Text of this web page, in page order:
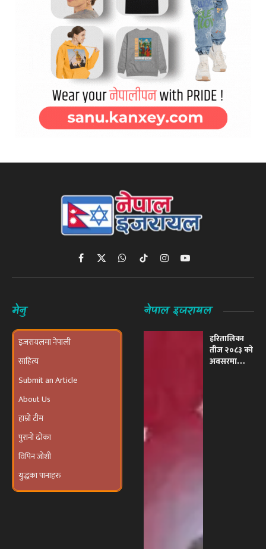
Facebook
X
(Twitter)
WhatsAppTikTokInstagramYouTube
मेनु
इजरायलमा नेपाली
साहित्य
Submit an Article
About Us
हाम्रो टीम
पुरानो ढोका
विपिन जोशी
युद्धका पानाहरु
नेपाल इजरायल
हरितालिका
तीज २०८३ को
अवसरमा